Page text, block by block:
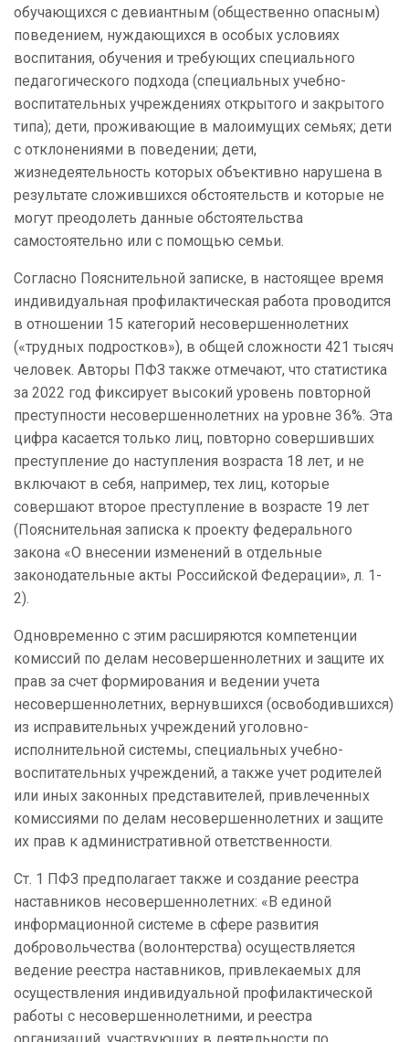
обучающихся с девиантным (общественно опасным)
поведением, нуждающихся в особых условиях
воспитания, обучения и требующих специального
педагогического подхода (специальных учебно-
воспитательных учреждениях открытого и закрытого
типа); дети, проживающие в малоимущих семьях; дети
с отклонениями в поведении; дети,
жизнедеятельность которых объективно нарушена в
результате сложившихся обстоятельств и которые не
могут преодолеть данные обстоятельства
самостоятельно или с помощью семьи.
Согласно Пояснительной записке, в настоящее время
индивидуальная профилактическая работа проводится
в отношении 15 категорий несовершеннолетних
(«трудных подростков»), в общей сложности 421 тысяч
человек. Авторы ПФЗ также отмечают, что статистика
за 2022 год фиксирует высокий уровень повторной
преступности несовершеннолетних на уровне 36%. Эта
цифра касается только лиц, повторно совершивших
преступление до наступления возраста 18 лет, и не
включают в себя, например, тех лиц, которые
совершают второе преступление в возрасте 19 лет
(Пояснительная записка к проекту федерального
закона «О внесении изменений в отдельные
законодательные акты Российской Федерации», л. 1-
2).
Одновременно с этим расширяются компетенции
комиссий по делам несовершеннолетних и защите их
прав за счет формирования и ведении учета
несовершеннолетних, вернувшихся (освободившихся)
из исправительных учреждений уголовно-
исполнительной системы, специальных учебно-
воспитательных учреждений, а также учет родителей
или иных законных представителей, привлеченных
комиссиями по делам несовершеннолетних и защите
их прав к административной ответственности.
Ст. 1 ПФЗ предполагает также и создание реестра
наставников несовершеннолетних: «В единой
информационной системе в сфере развития
добровольчества (волонтерства) осуществляется
ведение реестра наставников, привлекаемых для
осуществления индивидуальной профилактической
работы с несовершеннолетними, и реестра